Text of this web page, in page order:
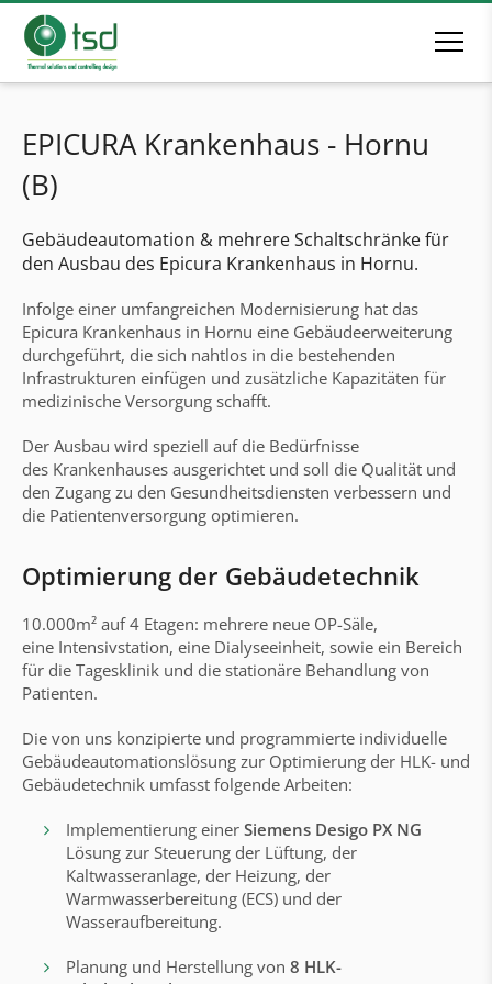
EPICURA Krankenhaus - Hornu
(B)
Gebäudeautomation & mehrere Schaltschränke für
den Ausbau des Epicura Krankenhaus in Hornu.
Infolge einer umfangreichen Modernisierung hat das
Epicura Krankenhaus in Hornu eine Gebäudeerweiterung
durchgeführt, die sich nahtlos in die bestehenden
Infrastrukturen einfügen und zusätzliche Kapazitäten für
medizinische Versorgung schafft.
Der Ausbau wird speziell auf die Bedürfnisse
des Krankenhauses ausgerichtet und soll die Qualität und
den Zugang zu den Gesundheitsdiensten verbessern und
die Patientenversorgung optimieren.
Optimierung der Gebäudetechnik
10.000m² auf 4 Etagen: mehrere neue OP-Säle,
eine Intensivstation, eine Dialyseeinheit, sowie ein Bereich
für die Tagesklinik und die stationäre Behandlung von
Patienten.
Die von uns konzipierte und programmierte individuelle
Gebäudeautomationslösung zur Optimierung der HLK- und
Gebäudetechnik umfasst folgende Arbeiten:
Implementierung einer Siemens Desigo PX NG
Lösung zur Steuerung der Lüftung, der
Kaltwasseranlage, der Heizung, der
Warmwasserbereitung (ECS) und der
Wasseraufbereitung.
Planung und Herstellung von 8 HLK-